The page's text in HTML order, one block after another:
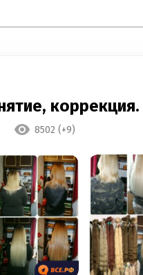
8502 (+9)